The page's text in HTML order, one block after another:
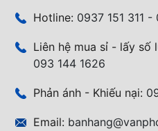
Hotline: 0937 151 311 -
Liên hệ mua sỉ - lấy số
093 144 1626
Phản ánh - Khiếu nại:
Email: